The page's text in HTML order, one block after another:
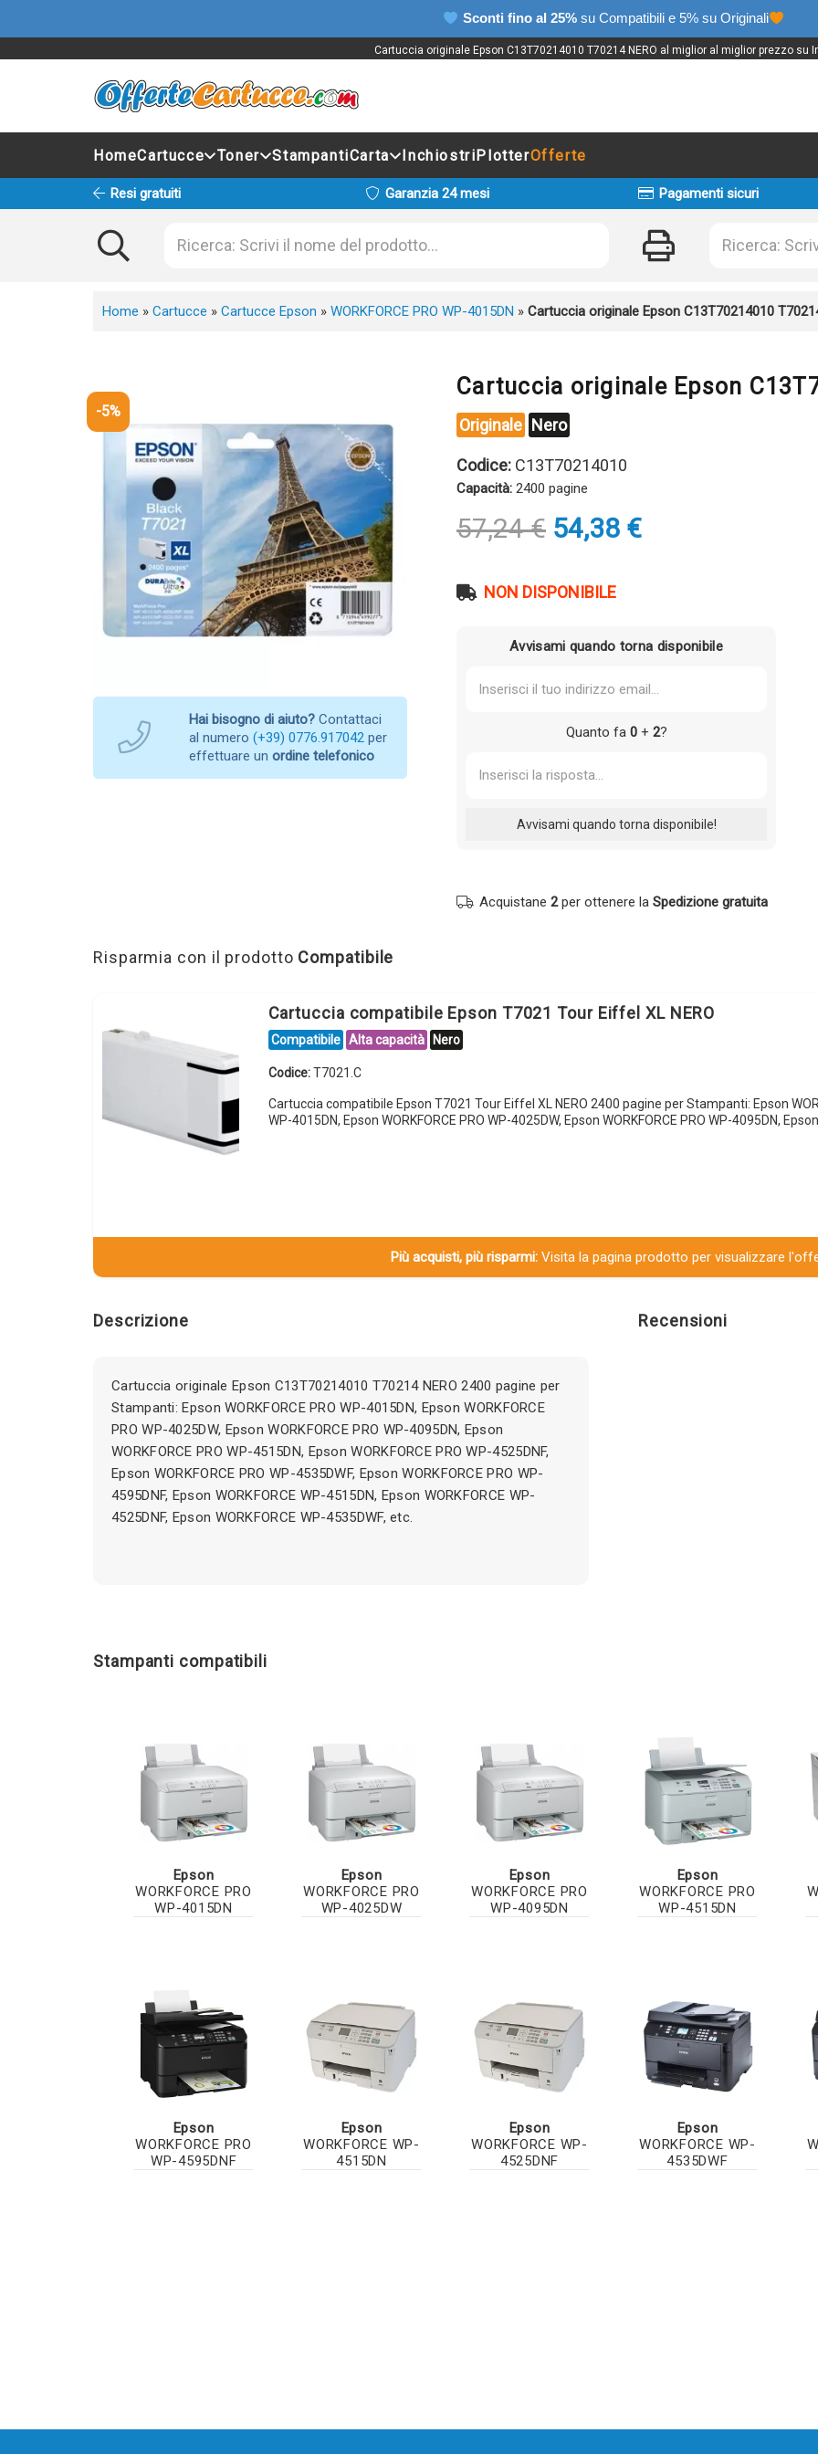
Sconti fino al 25% su Compatibili e 5% su Originali
Cartuccia originale Epson C13T70214010 T70214 NERO al miglior al miglior prezzo su
HomeCartucce Toner StampantiCarta InchiostriPlotterOfferte
Resi gratuiti Garanzia 24 mesi Pagamenti sicuri
Home » Cartucce » Cartucce Epson » WORKFORCE PRO WP-4015DN » Cartuccia originale Epson C13T70214010
-5%
Hai bisogno di aiuto? Contattaci
al numero (+39) 0776.917042 per
effettuare un ordine telefonico
Cartuccia originale Epson
Originale Nero
Codice: C13T70214010
Capacità: 2400 pagine
57,24€ Il
prezzo
era:
54,38 €Il
NON DISPONIBILE
Avvisami quando torna disponibile
Quanto fa 0+ 2?
Acquistane 2per ottenere la Spedizione gratuita
Risparmia con il prodotto Compatibile
Cartuccia compatibile Epson T7021 Tour Eiffel XL NERO
Compatibile Alta capacità Nero
Codice:T7021.C
Cartuccia compatibile Epson T7021 Tour Eiffel XL NERO 2400 pagine per Stampanti: Epson
WP-4015DN, Epson WORKFORCE PRO WP-4025DW, Epson WORKFORCE PRO WP-4095DN,
Più acquisti, più risparmi:Visita la pagina prodotto per visualizzare
Descrizione
Cartuccia originale Epson C13T70214010 T70214 NERO 2400 pagine per
Stampanti: Epson WORKFORCE PRO WP-4015DN, Epson WORKFORCE
PRO WP-4025DW, Epson WORKFORCE PRO WP-4095DN, Epson
WORKFORCE PRO WP-4515DN, Epson WORKFORCE PRO WP-4525DNF,
Epson WORKFORCE PRO WP-4535DWF, Epson WORKFORCE PRO WP-
4595DNF, Epson WORKFORCE WP-4515DN, Epson WORKFORCE WP-
4525DNF, Epson WORKFORCE WP-4535DWF, etc.
Recensioni
Stampanti compatibili
Epson
WORKFORCE PRO
WP-4015DN
Epson
WORKFORCE PRO
WP-4025DW
Epson
WORKFORCE PRO
WP-4095DN
Epson
WORKFORCE PRO
WP-4515DN
Epson
WORKFORCE PRO
WP-4595DNF
Epson
WORKFORCE WP-
4515DN
Epson
WORKFORCE WP-
4525DNF
Epson
WORKFORCE WP-
4535DWF